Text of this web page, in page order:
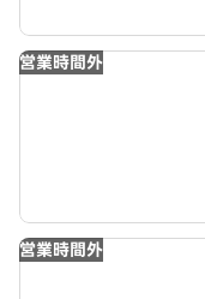
営業時間外
営業時間外